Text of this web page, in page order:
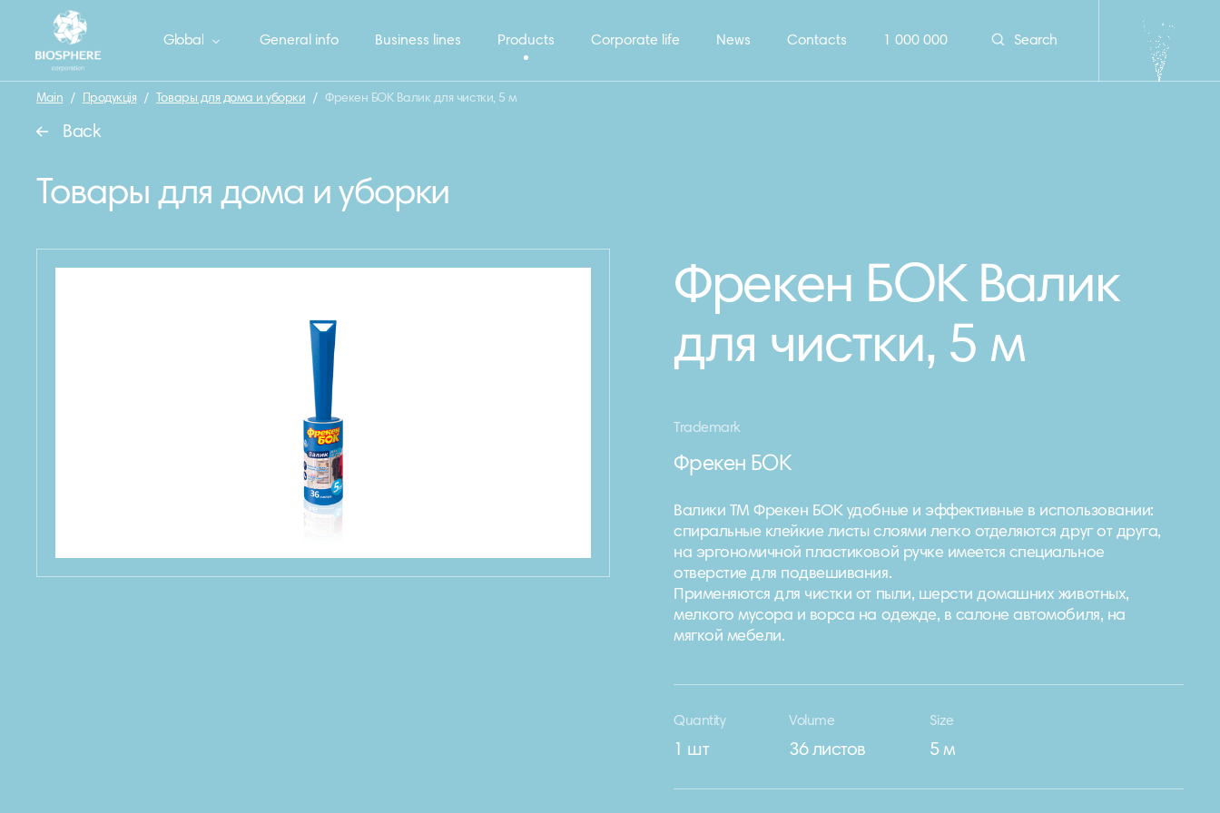
General info Business lines Products Corporate life News Contacts 1 000 000 Search
Global
Main / Продукція / Товары для дома и уборки / Фрекен БОК Валик для чистки, 5 м
Back
Товары для дома и уборки
Фрекен БОК Валик
для чистки, 5 м
Trademark
Фрекен БОК
Валики ТМ Фрекен БОК удобные и эффективные в использовании:
спиральные клейкие листы слоями легко отделяются друг от друга,
на эргономичной пластиковой ручке имеется специальное
отверстие для подвешивания.
Применяются для чистки от пыли, шерсти домашних животных,
мелкого мусора и ворса на одежде, в салоне автомобиля, на
мягкой мебели.
Quantity
1 шт
Volume
36 листов
Size
5 м